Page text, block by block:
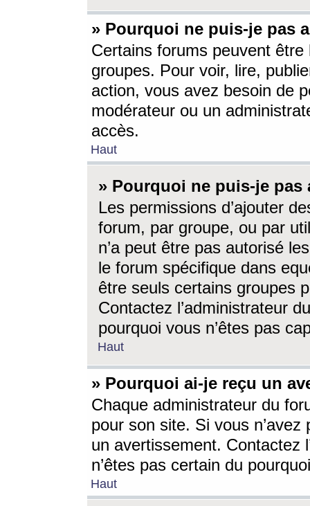
» Pourquoi ne puis-je pas
Certains forums peuvent être
groupes. Pour voir, lire,
action, vous avez besoin de
modérateur ou un
accès.
Haut
» Pourquoi ne puis-je
Les permissions d’ajouter
forum, par groupe, ou par
n’a peut être pas autorisé
le forum spécifique dans
être seuls certains groupes
Contactez l’administrateur
pourquoi vous n’êtes pas
Haut
» Pourquoi ai-je reçu un
Chaque administrateur du
pour son site. Si vous
un avertissement. Contactez
n’êtes pas certain du
Haut